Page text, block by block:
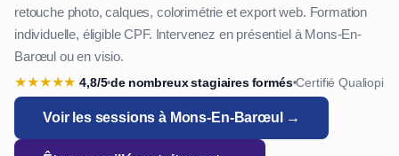
retouche photo, calques, colorimétrie et export web. Formation
individuelle, éligible CPF. Intervenez en présentiel à Mons-En-
Barœul ou en visio.
★★★★★ 4,8/5•de nombreux stagiaires formés•Certifié Qualiopi
Voir les sessions à Mons-En-Barœul →